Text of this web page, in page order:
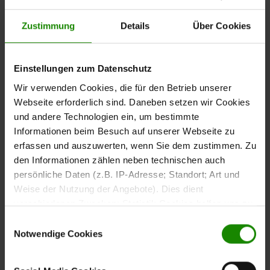
Zustimmung Details Über Cookies
Einstellungen zum Datenschutz
Wir verwenden Cookies, die für den Betrieb unserer
Webseite erforderlich sind. Daneben setzen wir Cookies
und andere Technologien ein, um bestimmte
Informationen beim Besuch auf unserer Webseite zu
erfassen und auszuwerten, wenn Sie dem zustimmen. Zu
den Informationen zählen neben technischen auch
persönliche Daten (z.B. IP-Adresse; Standort; Art und
Weise der Nutzung der Angebote). Dies dient
verschiedenen Zwecken: Statistik Cookies helfen uns zu
nutzen, indem sie Informationen sammeln und sie
anonymisiert für statistische Zwecke auszuwerten.
Marketing Cookies helfen uns, Ihnen personalisierte
Notwendige Cookies
– stabil, präzise und
geräuschfrei
vollständig ohne Schrauben aus. Das sorgt für dauerhafte
Stabilität und geräuschfreien Komfort – auch bei
täglicher Nutzung. Die sorgfältige handwerkliche
Fertigung macht diesen Rahmen zu einer langlebigen
Basis für erholsamen Schlaf und beständige Qualität.
28 Premium-
gleichmäßige